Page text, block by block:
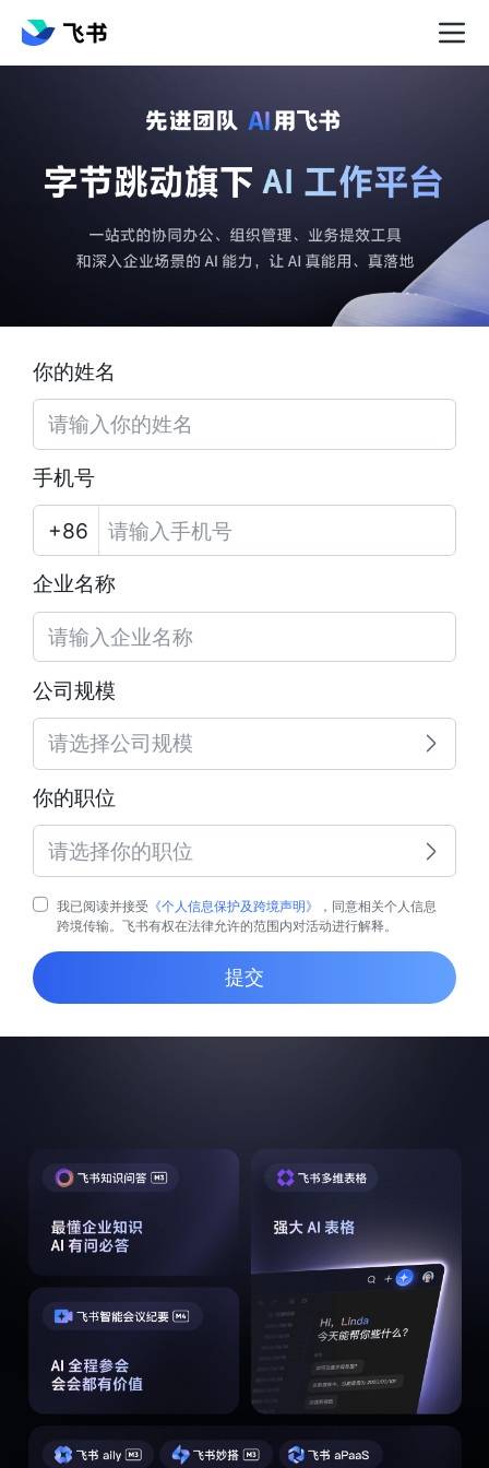
你的姓名
手机号
企业名称
公司规模
请选择公司规模
你的职位
请选择你的职位
我已阅读并接受 《个人信息保护及跨境声明》
，同意相关个人信息
跨境传输。飞书有权在法律允许的范围内对活动进行解释。
提交